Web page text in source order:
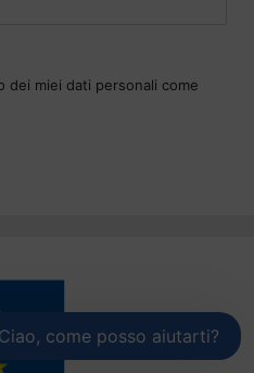
dei miei dati personali come
Ciao, come posso aiutarti?